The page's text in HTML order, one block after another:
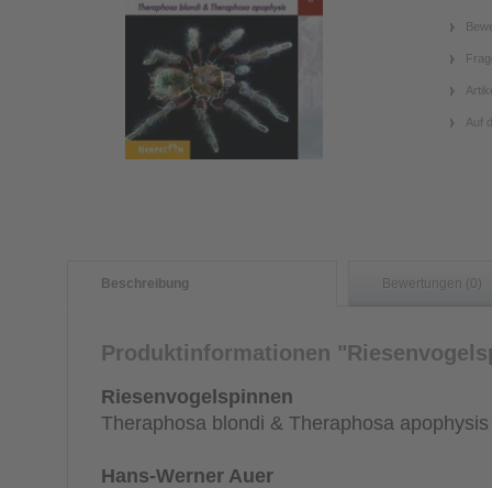
Auf
Beschreibung Bewertungen (0)
Produktinformationen
Riesenvogelspinnen
Theraphosa blondi & Theraphosa apophysis
Hans-Werner Auer